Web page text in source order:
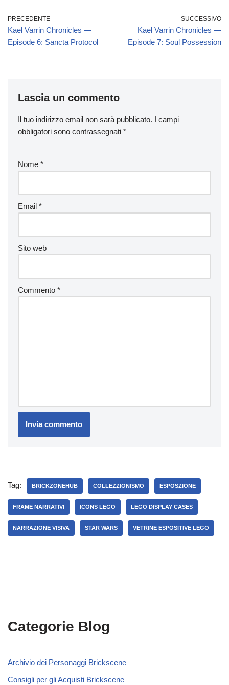
e
b
o
d
vi
PRECEDENTE
Kael Varrin Chronicles —
Episode 6: Sancta Protocol
SUCCESSIVO
Kael Varrin Chronicles —
Episode 7: Soul Possession
Lascia un commento
Il tuo indirizzo email non sarà pubblicato. I campi
obbligatori sono contrassegnati *
Nome *
Email *
Sito web
Commento *
Tag: BRICKZONEHUB COLLEZZIONISMO ESPOSZIONE
FRAME NARRATIVI ICONS LEGO LEGO DISPLAY CASES
NARRAZIONE VISIVA STAR WARS VETRINE ESPOSITIVE LEGO
Categorie Blog
Archivio dei Personaggi Brickscene
Consigli per gli Acquisti Brickscene